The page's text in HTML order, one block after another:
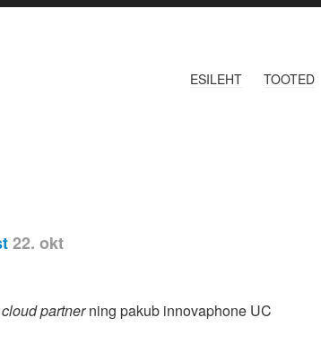
ESILEHT TOOTED
22. okt
cloud partnerning pakub innovaphone UC